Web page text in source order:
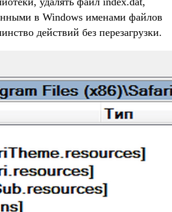
в Windows именами файлов
действий без перезагрузки.